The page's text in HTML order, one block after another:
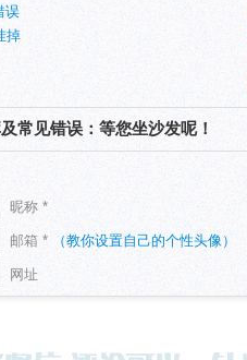
误
掉
常见错误：等您坐沙发呢！
昵称 *
邮箱 * （教你设置自己的个性头像）
网址